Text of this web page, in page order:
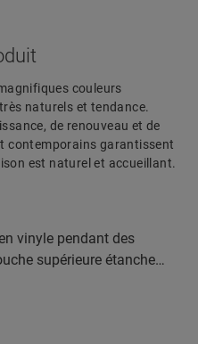
couleurs
naturels et tendance.
de renouveau et de
contemporains garantissent
est naturel et accueillant.
vinyle pendant des
supérieure étanche
Stain & Scratch Guard.
protection supérieure